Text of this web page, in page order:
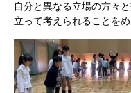
自分と異なる立場の方々
立って考えられることを